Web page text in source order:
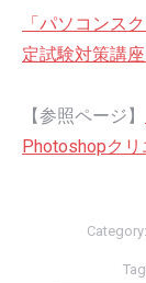
「パソコンス
定試験対策講座
【参照ページ】
Photoshopクリ
Category: